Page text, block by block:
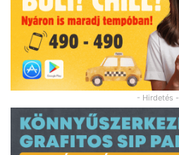
- Hirdetés -